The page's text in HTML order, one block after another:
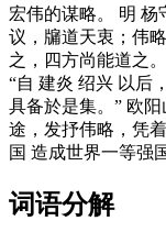
宏伟的谋略。 明 杨
议，牖道天衷；伟
之，四方尚能道之
“自 建炎 绍兴 以后
具备於是集。” 欧
途，发抒伟略，凭
国 造成世界一等强
词语分解